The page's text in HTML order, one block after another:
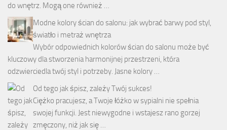
do wnętrz. Mogą one również …
Modne kolory ścian do salonu: jak wybrać barwy pod styl,
światło i metraż wnętrza
Wybór odpowiednich kolorów ścian do salonu może być
kluczowy dla stworzenia harmonijnej przestrzeni, która
odzwierciedla twój styl i potrzeby. Jasne kolory …
Od tego jak śpisz, zależy Twój sukces!
Ciężko pracujesz, a Twoje łóżko w sypialni nie spełnia
swojej funkcji. Jest niewygodne i wstajesz rano gorzej
zmęczony, niż jak się …